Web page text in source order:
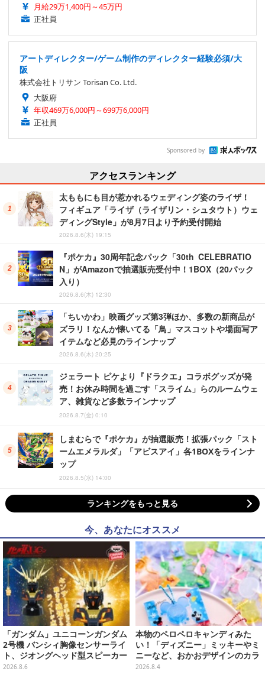
月給29万1,400円～45万円
正社員
アートディレクター/ゲーム制作のディレクター経験必須/大
阪
株式会社トリサン Torisan Co. Ltd.
大阪府
年収469万6,000円～699万6,000円
正社員
Sponsored by
アクセスランキング
太ももにも目が惹かれるウェディング姿のライザ！
フィギュア「ライザ（ライザリン・シュタウト）ウェ
ディングStyle」が8月7日より予約受付開始
2026.8.6(木) 19:15
『ポケカ』30周年記念パック「30th CELEBRATIO
N」がAmazonで抽選販売受付中！1BOX（20パック
入り）
2026.8.6(木) 12:30
「ちいかわ」映画グッズ第3弾ほか、多数の新商品が
ズラリ！なんか懐いてる「鳥」マスコットや場面写ア
イテムなど必見のラインナップ
2026.8.6(木) 20:25
ジェラート ピケより『ドラクエ』コラボグッズが発
売！お休み時間を過ごす「スライム」らのルームウェ
ア、雑貨など多数ラインナップ
2026.8.7(金) 0:10
しまむらで『ポケカ』が抽選販売！拡張パック「スト
ームエメラルダ」「アビスアイ」各1BOXをラインナ
ップ
2026.8.5(水) 14:00
ランキングをもっと見る
今、あなたにオススメ
「ガンダム」ユニコーンガンダム
2号機 バンシィ胸像センサーライ
ト、ジオングヘッド型スピーカー
が順次プライズ展開！
2026.8.6
本物のペロペロキャンディみた
い！「ディズニー」ミッキーやミ
ニーなど、おかおデザインのカラ
フルチャーム全10種が8月31日発
2026.8.4